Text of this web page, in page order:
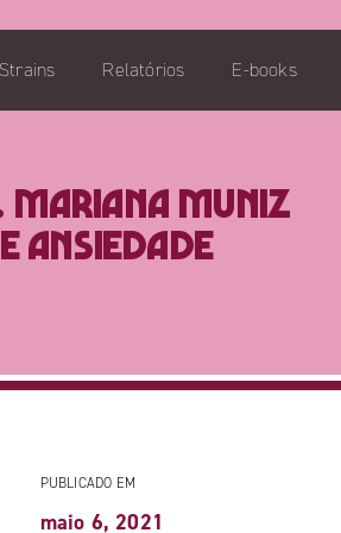
Strains Relatórios E-books
Muniz
ansiedade
PUBLICADO EM
maio 6, 2021